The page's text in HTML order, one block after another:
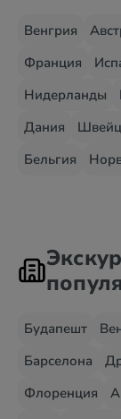
Венгрия
Франция
Нидерланды
Дания
Бельгия
Будапешт
Барселона
Флоренция